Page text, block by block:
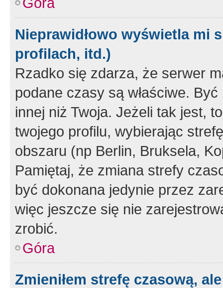
Nieprawidłowo wyświetla mi
profilach, itd.)
Rzadko się zdarza, że serwer
podane czasy są właściwe.
innej niż Twoja. Jeżeli tak jest,
twojego profilu, wybierając
obszaru (np Berlin, Bruksela,
Pamiętaj, że zmiana strefy
być dokonana jedynie przez
więc jeszcze się nie
zrobić.
Góra
Zmieniłem strefę czasową,